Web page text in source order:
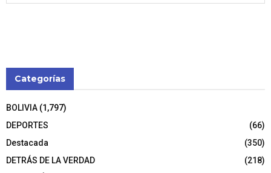
Categorías
BOLIVIA (1,797)
DEPORTES
(66)
Destacada
(350)
DETRÁS DE LA VERDAD
(218)